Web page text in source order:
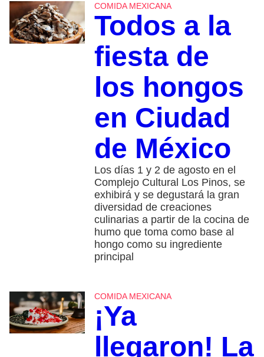
COMIDA MEXICANA
Todos a la
fiesta de
los hongos
en Ciudad
de México
Los días 1 y 2 de agosto en el
Complejo Cultural Los Pinos, se
exhibirá y se degustará la gran
diversidad de creaciones
culinarias a partir de la cocina de
humo que toma como base al
hongo como su ingrediente
principal
COMIDA MEXICANA
¡Ya
llegaron! La